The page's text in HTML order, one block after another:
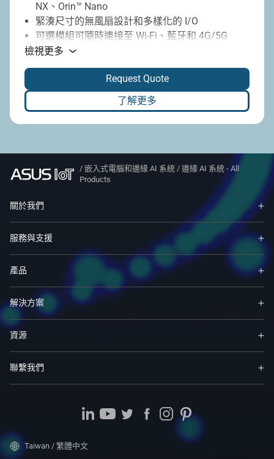
NX、Orin™ Nano
緊湊尺寸的無風扇設計和多樣化的 I/O
可選模組可隨時連接至 Wi-Fi、藍牙和 4G/5G
寬範圍直流輸入，具有內建點火電源控制
可承受惡劣環境，並通過 MIL-STD-810H 測試
寬廣的工作溫度範圍，從 -20 到 60 °C
5.1
檢視更多
Request Quote
了解更多
/ 嵌入式電腦和邊緣 AI 系統 / 邊緣 AI 系統 - All
Products
關於我們
服務與支援
產品
解決方案
資源
聯繫我們
Taiwan / 繁體中文